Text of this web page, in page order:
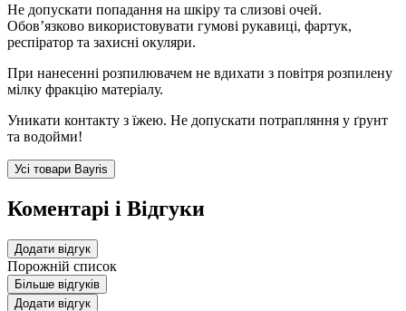
Не допускати попадання на шкіру та слизові очей.
Обов’язково використовувати гумові рукавиці, фартук,
респіратор та захисні окуляри.
При нанесенні розпилювачем не вдихати з повітря розпилену
мілку фракцію матеріалу.
Уникати контакту з їжею. Не допускати потрапляння у ґрунт
та водойми!
Усі товари Bayris
Коментарі і Відгуки
Додати відгук
Порожній список
Більше відгуків
Додати відгук